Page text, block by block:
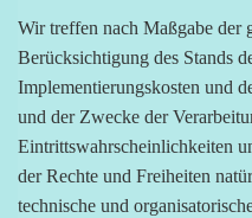
Wir treffen nach Maßgabe der
Berücksichtigung des Stands
Implementierungskosten und
und der Zwecke der
Eintrittswahrscheinlichkeiten
der Rechte und Freiheiten
technische und